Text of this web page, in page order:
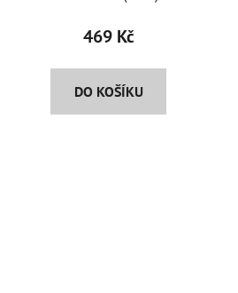
produktu
5,0
z
469 Kč
DO KOŠÍKU